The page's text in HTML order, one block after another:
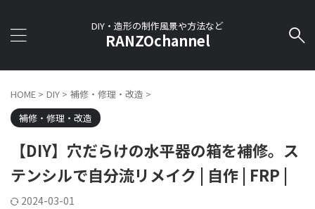
DIY・造形の制作風景や方法など
RANZOchannel
HOME > DIY > 補修・修理・改造 >
補修・修理・改造
【DIY】穴だらけの水平器の箱を補修。ス
テンシルで自分流リメイク | 自作 | FRP |
2024-03-01